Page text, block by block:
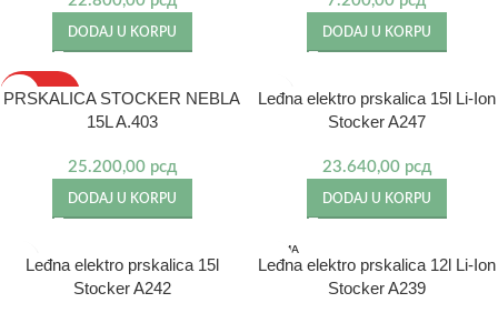
DODAJ U KORPU DODAJ U KORPU
IZDVAJAMO
PRSKALICA STOCKER NEBLA
15L A.403
25.200,00 рсд
DODAJ U KORPU
Leđna elektro prskalica 15l Li-Ion
Stocker A247
23.640,00 рсд
DODAJ U KORPU
Leđna elektro prskalica 15l
Stocker A242
NEMA
NA STA
Leđna elektro prskalica 12l Li-Ion
Stocker A239